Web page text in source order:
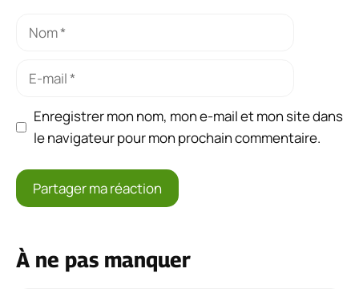
Nom
Enregistrer mon nom, mon e-mail et mon site dans
le navigateur pour mon prochain commentaire.
À ne pas manquer